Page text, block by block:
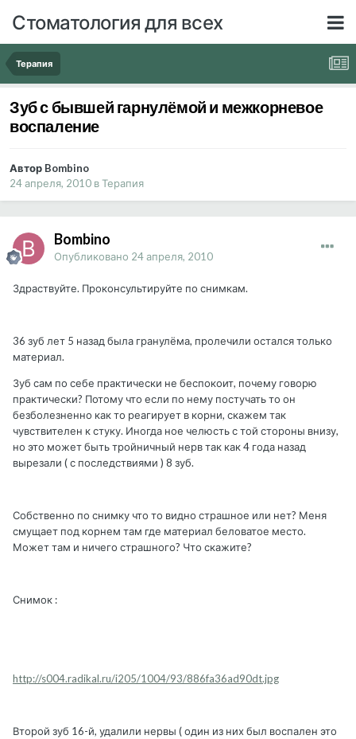
Стоматология для всех
Терапия
Зуб с бывшей гарнулёмой и межкорневое
воспаление
Автор Bombino
24 апреля, 2010 вТерапия
Bombino
Опубликовано 24 апреля, 2010
Здраствуйте. Проконсультируйте по снимкам.
36 зуб лет 5 назад была гранулёма, пролечили остался только
материал.
Зуб сам по себе практически не беспокоит, почему говорю
практически? Потому что если по нему постучать то он
безболезненно как то реагирует в корни, скажем так
чувствителен к стуку. Иногда ное челюсть с той стороны внизу,
но это может быть тройничный нерв так как 4 года назад
вырезали ( с последствиями ) 8 зуб.
Собственно по снимку что то видно страшное или нет? Меня
смущает под корнем там где материал беловатое место.
Может там и ничего страшного? Что скажите?
Снимок :
http://s004.radikal.ru/i205/1004/93/886fa36ad90dt.jpg
Второй зуб 16-й, удалили нервы ( один из них был воспален это